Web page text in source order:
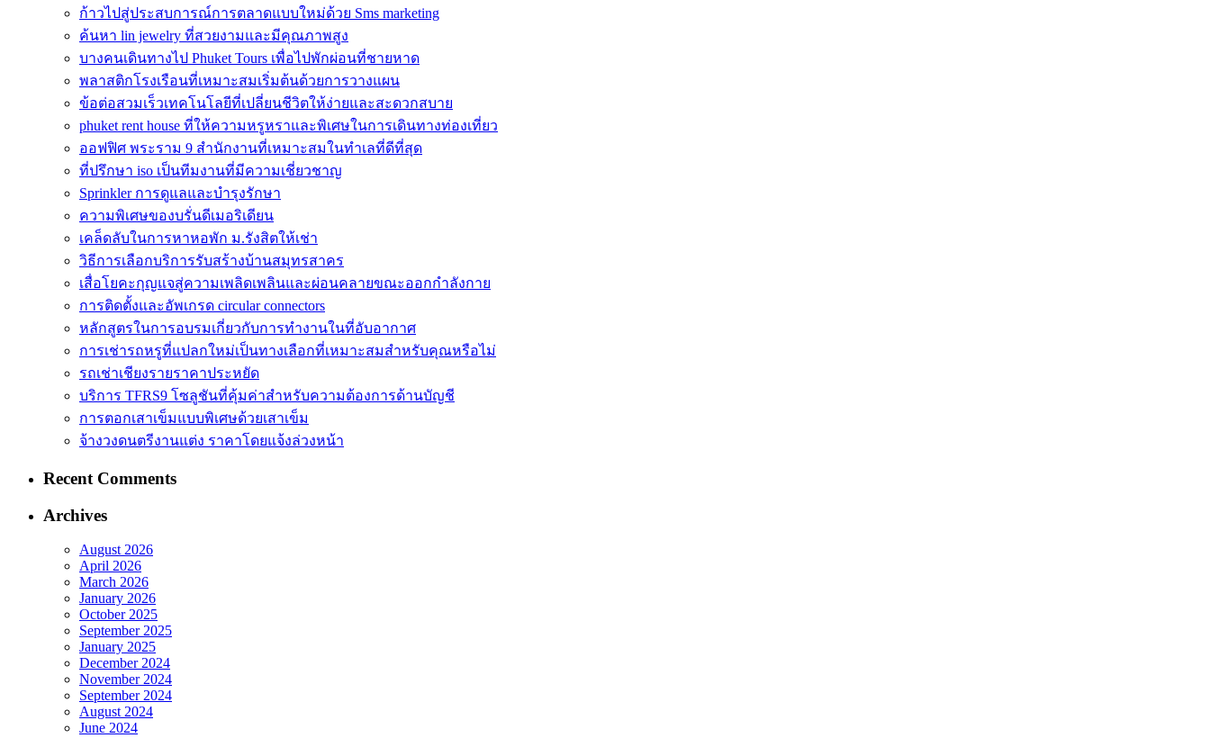
ก้าวไปสู่ประสบการณ์การตลาดแบบใหม่ด้วย Sms marketing
ค้นหา lin jewelry ที่สวยงามและมีคุณภาพสูง
บางคนเดินทางไป Phuket Tours เพื่อไปพักผ่อนที่ชายหาด
พลาสติกโรงเรือนที่เหมาะสมเริ่มต้นด้วยการวางแผน
ข้อต่อสวมเร็วเทคโนโลยีที่เปลี่ยนชีวิตให้ง่ายและสะดวกสบาย
phuket rent house ที่ให้ความหรูหราและพิเศษในการเดินทางท่องเที่ยว
ออฟฟิศ พระราม 9 สำนักงานที่เหมาะสมในทำเลที่ดีที่สุด
ที่ปรึกษา iso เป็นทีมงานที่มีความเชี่ยวชาญ
Sprinkler การดูแลและบำรุงรักษา
ความพิเศษของบรั่นดีเมอริเดียน
เคล็ดลับในการหาหอพัก ม.รังสิตให้เช่า
วิธีการเลือกบริการรับสร้างบ้านสมุทรสาคร
เสื่อโยคะกุญแจสู่ความเพลิดเพลินและผ่อนคลายขณะออกกำลังกาย
การติดตั้งและอัพเกรด circular connectors
หลักสูตรในการอบรมเกี่ยวกับการทำงานในที่อับอากาศ
การเช่ารถหรูที่แปลกใหม่เป็นทางเลือกที่เหมาะสมสำหรับคุณหรือไม่
รถเช่าเชียงรายราคาประหยัด
บริการ TFRS9 โซลูชันที่คุ้มค่าสำหรับความต้องการด้านบัญชี
การตอกเสาเข็มแบบพิเศษด้วยเสาเข็ม
จ้างวงดนตรีงานแต่ง ราคาโดยแจ้งล่วงหน้า
Recent Comments
Archives
August 2026
April 2026
March 2026
January 2026
October 2025
September 2025
January 2025
December 2024
November 2024
September 2024
August 2024
June 2024